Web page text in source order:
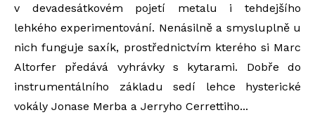
v devadesátkovém pojetí metalu i tehdejšího
lehkého experimentování. Nenásilně a smysluplně u
nich funguje saxík, prostřednictvím kterého si Marc
Altorfer předává vyhrávky s kytarami. Dobře do
instrumentálního základu sedí lehce hysterické
vokály Jonase Merba a Jerryho Cerrettiho...